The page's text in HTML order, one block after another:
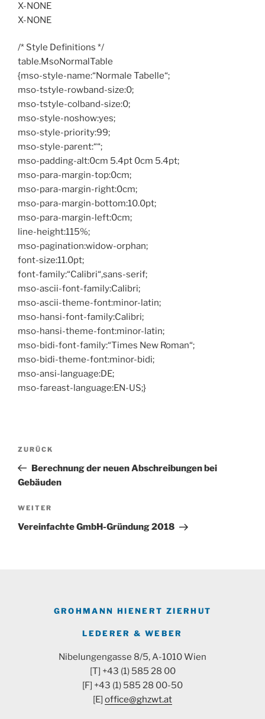
X-NONE
X-NONE
/* Style Definitions */
table.MsoNormalTable
{mso-style-name:“Normale Tabelle“;
mso-tstyle-rowband-size:0;
mso-tstyle-colband-size:0;
mso-style-noshow:yes;
mso-style-priority:99;
mso-style-parent:““;
mso-padding-alt:0cm 5.4pt 0cm 5.4pt;
mso-para-margin-top:0cm;
mso-para-margin-right:0cm;
mso-para-margin-bottom:10.0pt;
mso-para-margin-left:0cm;
line-height:115%;
mso-pagination:widow-orphan;
font-size:11.0pt;
font-family:“Calibri“,sans-serif;
mso-ascii-font-family:Calibri;
mso-ascii-theme-font:minor-latin;
mso-hansi-font-family:Calibri;
mso-hansi-theme-font:minor-latin;
mso-bidi-font-family:“Times New Roman“;
mso-bidi-theme-font:minor-bidi;
mso-ansi-language:DE;
mso-fareast-language:EN-US;}
Beitragsnavigation
Vorheriger
Beitrag
ZURÜCK
Berechnung der neuen Abschreibungen bei
Gebäuden
Nächster
Beitrag
WEITER
Vereinfachte GmbH-Gründung 2018
GROHMANN HIENERT ZIERHUT
LEDERER & WEBER
Nibelungengasse 8/5, A-1010 Wien
[T] +43 (1) 585 28 00
[F] +43 (1) 585 28 00-50
[E] office@ghzwt.at